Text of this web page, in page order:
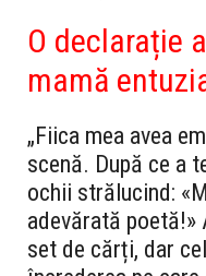
O declarație
mamă
„Fiica mea avea
scenă. După ce a
ochii strălucind:
adevărată
set de cărți, dar